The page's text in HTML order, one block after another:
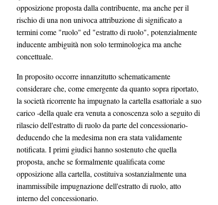
opposizione proposta dalla contribuente, ma anche per il
rischio di una non univoca attribuzione di significato a
termini come "ruolo" ed "estratto di ruolo", potenzialmente
inducente ambiguità non solo terminologica ma anche
concettuale.
In proposito occorre innanzitutto schematicamente
considerare che, come emergente da quanto sopra riportato,
la società ricorrente ha impugnato la cartella esattoriale a suo
carico -della quale era venuta a conoscenza solo a seguito di
rilascio dell'estratto di ruolo da parte del concessionario-
deducendo che la medesima non era stata validamente
notificata. I primi giudici hanno sostenuto che quella
proposta, anche se formalmente qualificata come
opposizione alla cartella, costituiva sostanzialmente una
inammissibile impugnazione dell'estratto di ruolo, atto
interno del concessionario.